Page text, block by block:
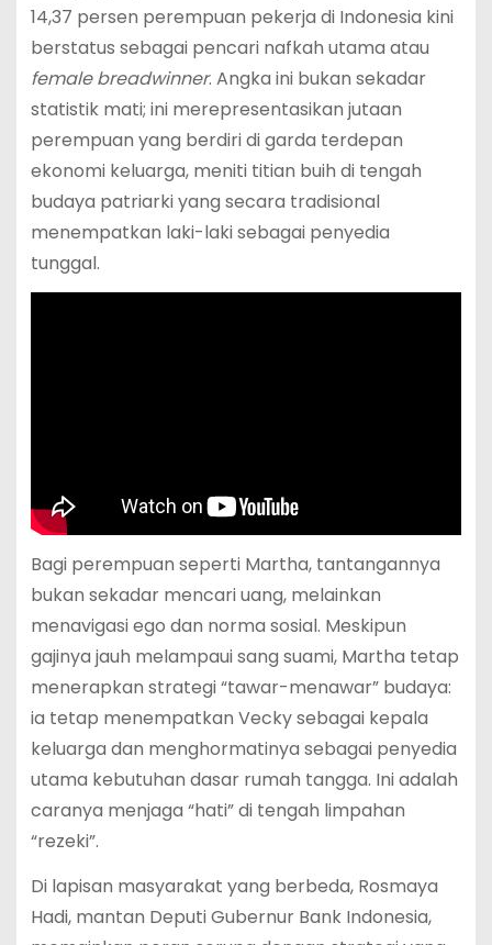
14,37 persen perempuan pekerja di Indonesia kini
berstatus sebagai pencari nafkah utama atau
female breadwinner. Angka ini bukan sekadar
statistik mati; ini merepresentasikan jutaan
perempuan yang berdiri di garda terdepan
ekonomi keluarga, meniti titian buih di tengah
budaya patriarki yang secara tradisional
menempatkan laki-laki sebagai penyedia
tunggal.
Bagi perempuan seperti Martha, tantangannya
bukan sekadar mencari uang, melainkan
menavigasi ego dan norma sosial. Meskipun
gajinya jauh melampaui sang suami, Martha tetap
menerapkan strategi “tawar-menawar” budaya:
ia tetap menempatkan Vecky sebagai kepala
keluarga dan menghormatinya sebagai penyedia
utama kebutuhan dasar rumah tangga. Ini adalah
caranya menjaga “hati” di tengah limpahan
“rezeki”.
Di lapisan masyarakat yang berbeda, Rosmaya
Hadi, mantan Deputi Gubernur Bank Indonesia,